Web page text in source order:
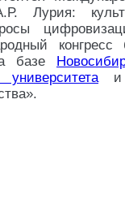
Лурия:
конгресс
базе
университета и